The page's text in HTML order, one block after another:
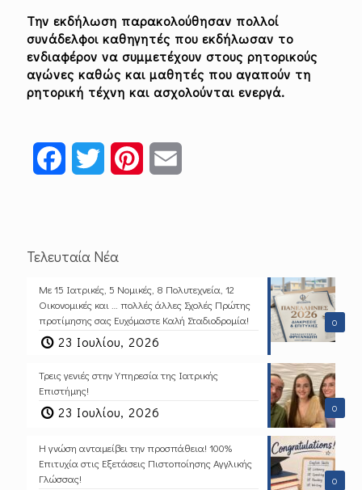
Την εκδήλωση παρακολούθησαν πολλοί
συνάδελφοι καθηγητές που εκδήλωσαν το
ενδιαφέρον να συμμετέχουν στους ρητορικούς
αγώνες καθώς και μαθητές που αγαπούν τη
ρητορική τέχνη και ασχολούνται ενεργά.
FacebookTwitter Pinterest
Τελευταία Νέα
0
Με 15 Ιατρικές, 5 Νομικές, 8 Πολυτεχνεία, 12
Οικονομικές και … πολλές άλλες Σχολές Πρώτης
προτίμησης σας Ευχόμαστε Καλή Σταδιοδρομία!
23 Ιουλίου, 2026
0
Τρεις γενιές στην Υπηρεσία της Ιατρικής
Επιστήμης!
23 Ιουλίου, 2026
0
Η γνώση ανταμείβει την προσπάθεια! 100%
Επιτυχία στις Εξετάσεις Πιστοποίησης Αγγλικής
Γλώσσας!